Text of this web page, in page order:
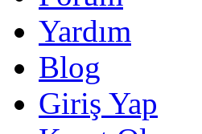
Yardım
Blog
Giriş Yap